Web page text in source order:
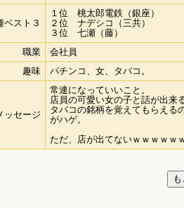
ベスト３
１位 桃太郎電鉄（銀座）
２位 ナデシコ（三共）
３位 七瀬（藤）
職業
会社員
趣味
パチンコ、女、タバコ。
ッセージ
常連になっていいこと。
店員の可愛い女の子と話が出来
タバコの銘柄を覚えてもらえる
がハゲ。
ただ、店が出てないｗｗｗｗｗ